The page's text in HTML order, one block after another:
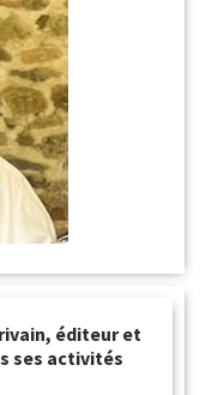
éditeur et
ses activités